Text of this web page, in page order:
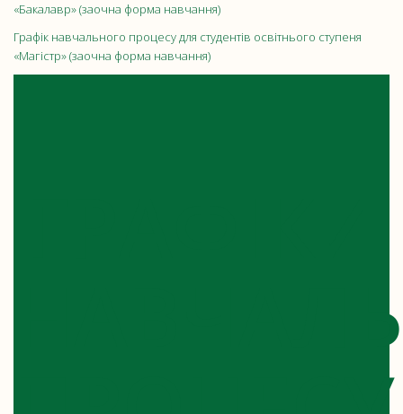
«Бакалавр» (заочна форма навчання)
Графік навчального процесу для студентів освітнього ступеня
«Магістр» (заочна форма навчання)